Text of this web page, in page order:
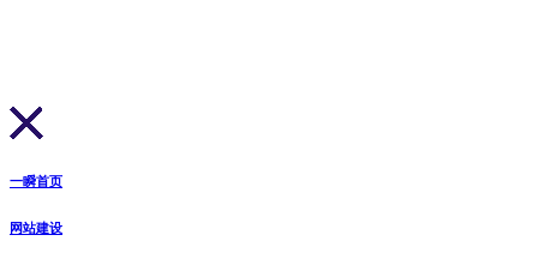
一瞬首页
网站建设